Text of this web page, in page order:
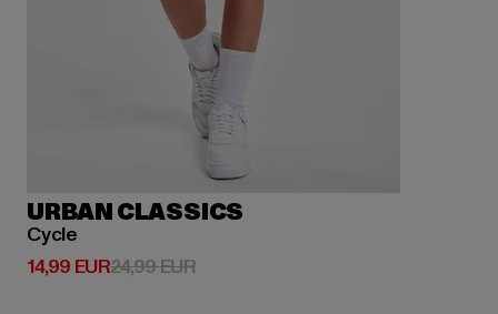
URBAN CLASSICS
Cycle
14,99 EUR
Derzeitiger Preis: 14,99 EUR
24,99 EURAktionspreis: 24,99 EUR